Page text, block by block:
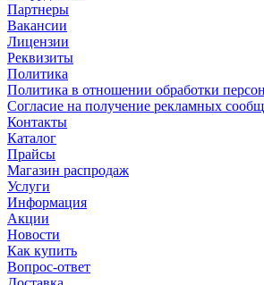
Партнеры
Вакансии
Лицензии
Реквизиты
Политика
Политика в отношении обработки
Согласие на получение рекламных
Контакты
Каталог
Прайсы
Магазин распродаж
Услуги
Информация
Акции
Новости
Как купить
Вопрос-ответ